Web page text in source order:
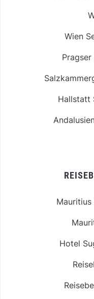
Wien
Hallstatt
Hotel